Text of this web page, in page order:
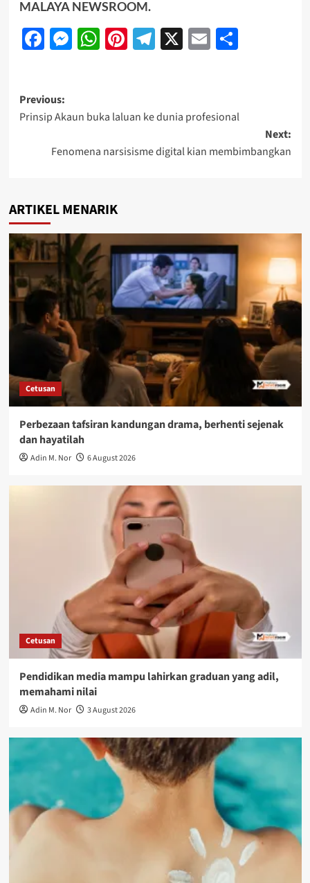
MALAYA NEWSROOM.
Facebook
Messenger
WhatsApp
Pinterest
Telegram
X EmailShare
Previous:
Prinsip Akaun buka laluan ke dunia profesional
Next:
Fenomena narsisisme digital kian membimbangkan
ARTIKEL MENARIK
Cetusan
Perbezaan tafsiran kandungan drama, berhenti sejenak
dan hayatilah
Adin M. Nor 6 August 2026
Cetusan
Pendidikan media mampu lahirkan graduan yang adil,
memahami nilai
Adin M. Nor 3 August 2026